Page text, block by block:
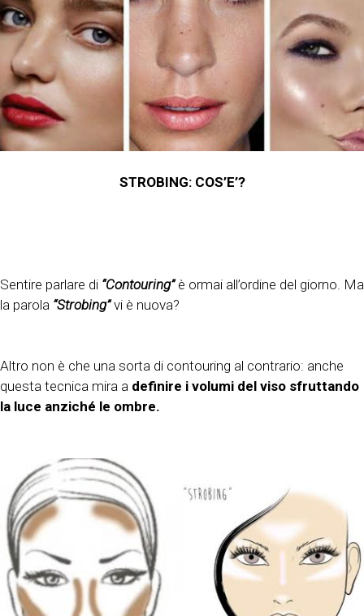
STROBING: COS’E’?
Sentire parlare di “Contouring”è ormai all’ordine del giorno. Ma
la parola “Strobing”vi è nuova?
Altro non è che una sorta di contouring al contrario: anche
questa tecnica mira a definire i volumi del viso sfruttando
la luce anziché le ombre.